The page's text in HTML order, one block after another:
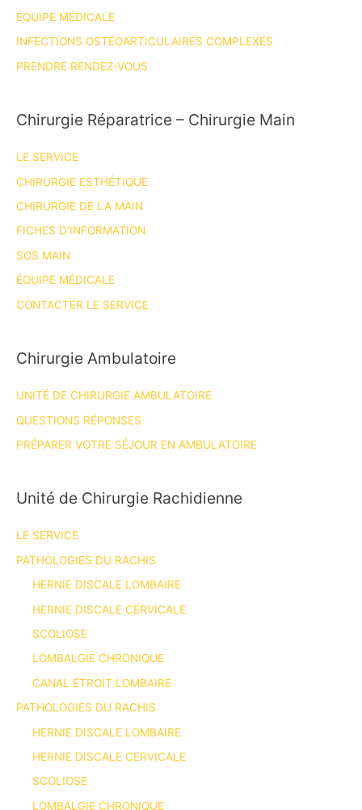
ÉQUIPE MÉDICALE
INFECTIONS OSTÉOARTICULAIRES COMPLEXES
PRENDRE RENDEZ-VOUS
Chirurgie Réparatrice – Chirurgie Main
LE SERVICE
CHIRURGIE ESTHÉTIQUE
CHIRURGIE DE LA MAIN
FICHES D’INFORMATION
SOS MAIN
ÉQUIPE MÉDICALE
CONTACTER LE SERVICE
Chirurgie Ambulatoire
UNITÉ DE CHIRURGIE AMBULATOIRE
QUESTIONS RÉPONSES
PRÉPARER VOTRE SÉJOUR EN AMBULATOIRE
Unité de Chirurgie Rachidienne
LE SERVICE
PATHOLOGIES DU RACHIS
HERNIE DISCALE LOMBAIRE
HERNIE DISCALE CERVICALE
SCOLIOSE
LOMBALGIE CHRONIQUE
CANAL ÉTROIT LOMBAIRE
PATHOLOGIES DU RACHIS
HERNIE DISCALE LOMBAIRE
HERNIE DISCALE CERVICALE
SCOLIOSE
LOMBALGIE CHRONIQUE